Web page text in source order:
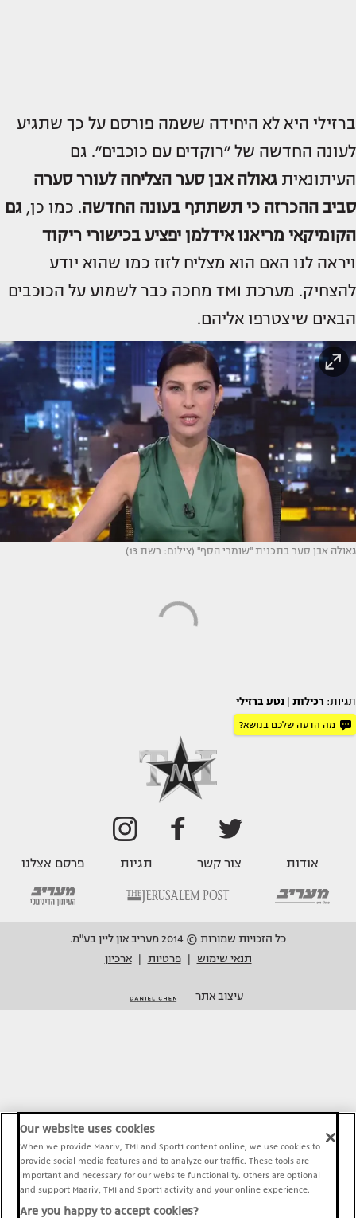
ברזילי היא לא היחידה ששמה פורסם על כך שתגיע
לעונה החדשה של ״רוקדים עם כוכבים״. גם
העיתונאית גאולה אבן סער הצליחה לעורר סערה
סביב ההכרזה כי תשתתף בעונה החדשה. כמו כן, גם
הקומיקאי מריאנו אידלמן יפציע בכישורי ריקוד
ויראה לנו האם הוא מצליח לזוז כמו שהוא יודע
להצחיק. מערכת TMI מחכה כבר לשמוע על הכוכבים
הבאים שיצטרפו אליהם.
גאולה אבן סער בתכנית ''שומרי הסף'' (צילום: רשת 13)
תגיות: רכילות נטע ברזילי
מה הדעה שלכם בנושא?
אודות צור קשר תגיות פרסם אצלנו
כל הזכויות שמורות © 2014 מעריב און ליין בע"מ.
תנאי שימוש
פרטיות ארכיון
עיצוב אתר
Our website uses cookies
When we provide Maariv, TMI and Sport1 content online, we use cookies to
provide social media features and to analyze our traffic. These tools are
important and necessary for our website functionality. Others are optional
and support Maariv, TMI and Sport1 activity and your online experience.
Are you happy to accept cookies?